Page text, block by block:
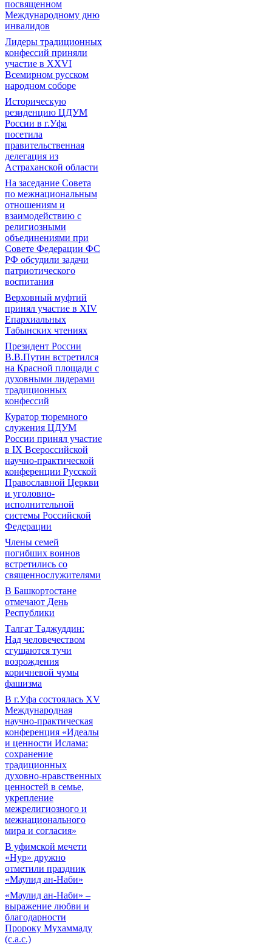
посвященном
Международному дню
инвалидов
Лидеры традиционных
конфессий приняли
участие в XXVI
Всемирном русском
народном соборе
Историческую
резиденцию ЦДУМ
России в г.Уфа
посетила
правительственная
делегация из
Астраханской области
На заседание Совета
по межнациональным
отношениям и
взаимодействию с
религиозными
объединениями при
Совете Федерации ФС
РФ обсудили задачи
патриотического
воспитания
Верховный муфтий
принял участие в ХIV
Епархиальных
Табынских чтениях
Президент России
В.В.Путин встретился
на Красной площади с
духовными лидерами
традиционных
конфессий
Куратор тюремного
служения ЦДУМ
России принял участие
в IX Всероссийской
научно-практической
конференции Русской
Православной Церкви
и уголовно-
исполнительной
системы Российской
Федерации
Члены семей
погибших воинов
встретились со
священнослужителями
В Башкортостане
отмечают День
Республики
Талгат Таджуддин:
Над человечеством
сгущаются тучи
возрождения
коричневой чумы
фашизма
В г.Уфа состоялась XV
Международная
научно-практическая
конференция «Идеалы
и ценности Ислама:
сохранение
традиционных
духовно-нравственных
ценностей в семье,
укрепление
межрелигиозного и
межнационального
мира и согласия»
В уфимской мечети
«Нур» дружно
отметили праздник
«Маулид ан-Наби»
«Маулид ан-Наби» –
выражение любви и
благодарности
Пророку Мухаммаду
(с.а.с.)